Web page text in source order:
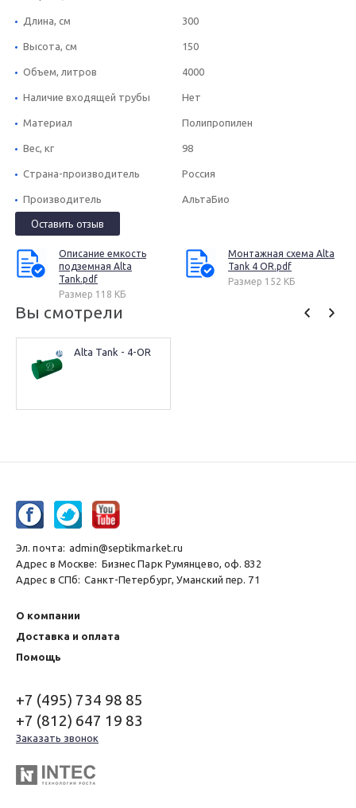
Длина, см 300
Высота, см 150
Объем, литров 4000
Наличие входящей трубы Нет
Материал Полипропилен
Вес, кг 98
Страна-производитель Россия
Производитель АльтаБио
Оставить отзыв
Описание емкость
подземная Alta
Tank.pdf
Размер 118 КБ
Монтажная схема Alta
Tank 4 OR.pdf
Размер 152 КБ
Вы смотрели
Alta Tank - 4-OR
Эл. почта: admin@septikmarket.ru
Адрес в Москве: Бизнес Парк Румянцево, оф. 832
Адрес в СПб: Санкт-Петербург, Уманский пер. 71
О компании
Доставка и оплата
Помощь
+7 (495) 734 98 85
+7 (812) 647 19 83
Заказать звонок